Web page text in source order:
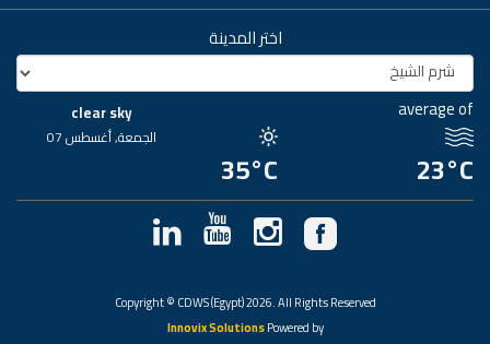
اختر المدينة
average of
23°C
35°C
clear sky
الجمعة, أغسطس 07
Copyright © CDWS (Egypt) 2026. All Rights Reserved
Powered by
Innovix Solutions